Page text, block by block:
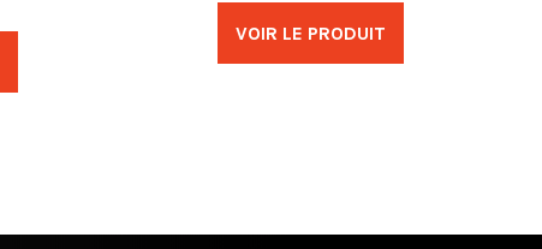
VOIR LE PRODUIT